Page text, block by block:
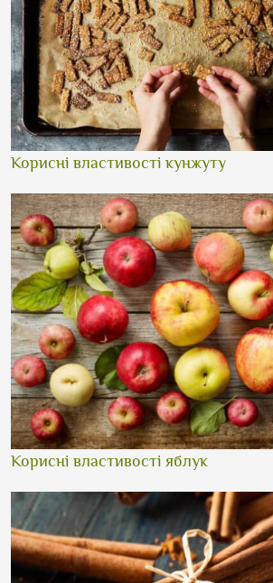
Корисні властивості кунжуту
Корисні властивості яблук